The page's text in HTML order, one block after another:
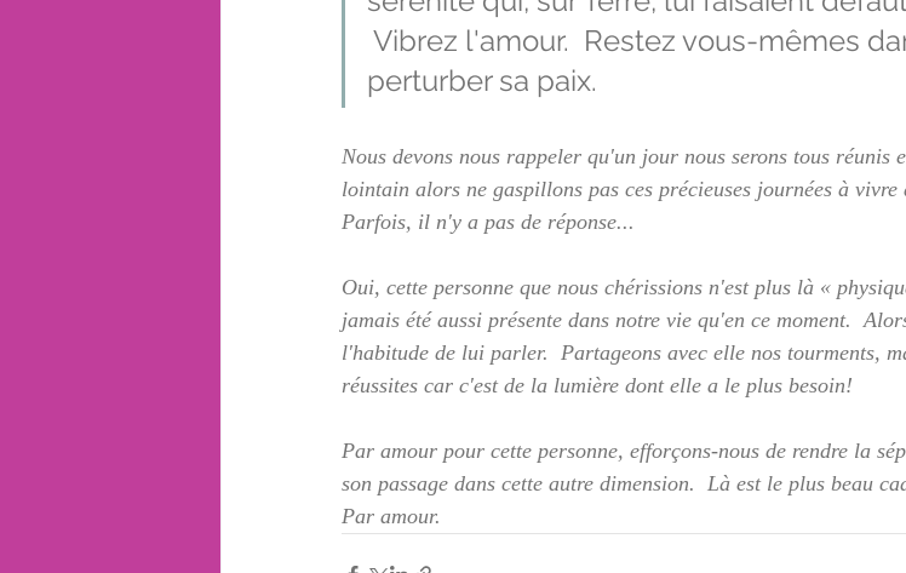
Vibrez l'amour.  Restez vous-mêmes
perturber sa paix.
Nous devons nous rappeler qu'un jour nous serons tous réunis
lointain alors ne gaspillons pas ces précieuses journées à
Parfois, il n'y a pas de réponse...
Oui, cette personne que nous chérissions n'est plus là «
jamais été aussi présente dans notre vie qu'en ce moment.
l'habitude de lui parler.  Partageons avec elle nos tourments,
réussites car c'est de la lumière dont elle a le plus besoin!
Par amour pour cette personne, efforçons-nous de rendre la
son passage dans cette autre dimension.  Là est le plus beau
Par amour.